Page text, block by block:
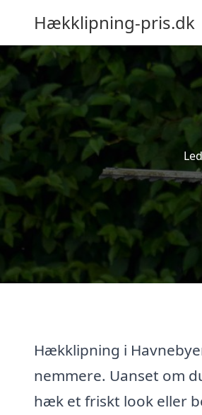
Hækklipning-pris.dk
Hækklipning i
nemmere. Uanset om
hæk et friskt look eller